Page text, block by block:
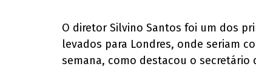
O diretor Silvino Santos foi um dos
levados para Londres, onde seriam
semana, como destacou o secretário